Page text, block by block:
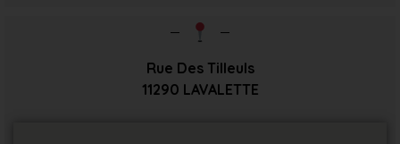
Rue Des Tilleuls
11290 LAVALETTE